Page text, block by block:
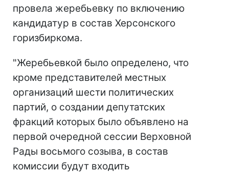
провела жеребьевку по включению
кандидатур в состав Херсонского
горизбиркома.
"Жеребьевкой было определено, что
кроме представителей местных
организаций шести политических
партий, о создании депутатских
фракций которых было объявлено на
первой очередной сессии Верховной
Рады восьмого созыва, в состав
комиссии будут входить